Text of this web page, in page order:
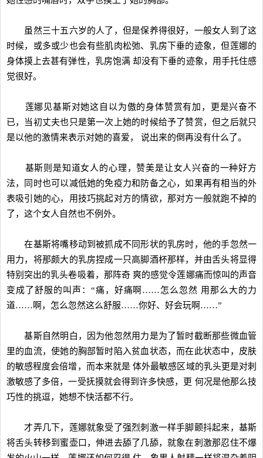
虽然三十五六岁的人了，但是保养得很好，一般女人到了这
时候，或多或少也会有些肌肉松弛、乳房下垂的迹象，但莲娜的
身体摸上去甚有弹性，乳房饱满 却没有下垂的迹象，用手托住感
觉很好。
莲娜见基斯对她这自以为傲的身体赞赏有加，更是兴奋不
已，当初丈夫也只是第一次上她的时候给予了赞赏，但之后就只
是以他的激情来表示对她的喜爱， 说出来的倒再没有什么了。
基斯则是知道女人的心理，赞美是让女人兴奋的一种好方
法，同时也可以减低她的免疫力和防备之心，如果再有相当的外
表吸引她的心，用技巧挑起对方的情欲，那对方一般就跑不掉的
了，这个女人自然也不例外。
在基斯将嘴移动到被抓成不同形状的乳房时，他的手忽然一
用力，将那颇大的乳房捏成一只高脚酒杯那样，并由舌头将显得
特别突出的乳头卷吸着，那阵奇 爽的感觉令莲娜痛而惊叫的声音
变成了舒服的叫声：“痛，好痛啊……怎么忽然 用那么大的力
道……啊，怎么忽然这么舒服……你好、好会玩啊……”
基斯自然明白，因为他忽然用力是为了暂时截断那些微血管
里的血流，使她的胸部暂时陷入贫血状态，而在此状态中，皮肤
的敏感程度会倍增，而本来就是 体外最敏感区域的乳头更是对刺
激敏感了多倍，一受抚摸就会得到许多快感，更 何况是他那么技
巧性的挑逗，她想不快活都不行。
才弄几下，莲娜就象受了强烈刺激一样手脚颤抖起来，基斯
将舌头转移到蜜壶口，伸进去舔了几舔，就象在刺激那忍住不爆